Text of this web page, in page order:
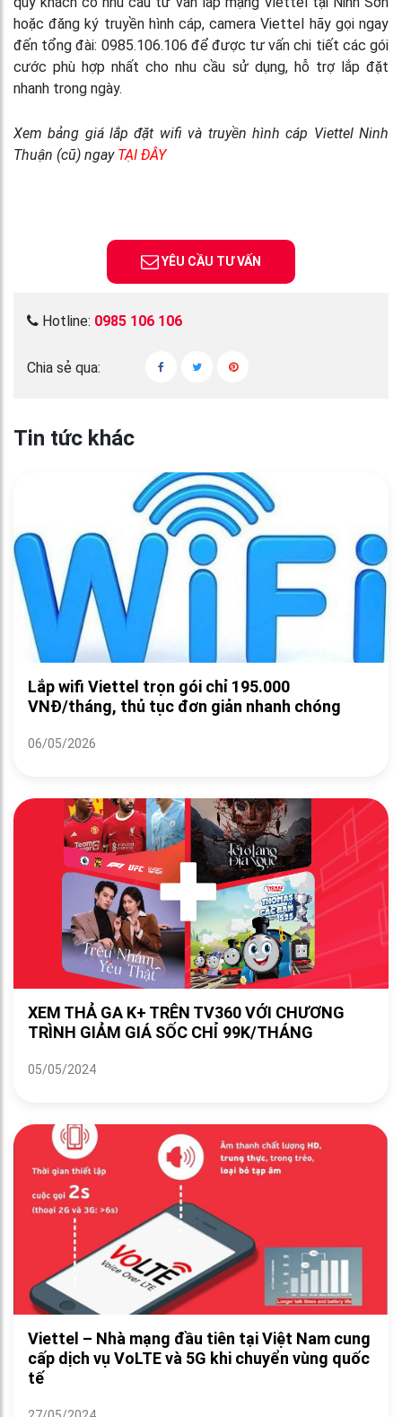
hoặc đăng ký truyền hình cáp, camera Viettel hãy gọi ngay
đến tổng đài: 0985.106.106 để được tư vấn chi tiết các gói
cước phù hợp nhất cho nhu cầu sử dụng, hỗ trợ lắp đặt
nhanh trong ngày.
Xem bảng giá lắp đặt wifi và truyền hình cáp Viettel Ninh
Thuận (cũ) ngay TẠI ĐÂY
YÊU CẦU TƯ VẤN
Hotline: 0985 106 106
Chia sẻ qua:
Tin tức khác
Lắp wifi Viettel trọn gói chỉ 195.000
VNĐ/tháng, thủ tục đơn giản nhanh chóng
06/05/2026
XEM THẢ GA K+ TRÊN TV360 VỚI CHƯƠNG
TRÌNH GIẢM GIÁ SỐC CHỈ 99K/THÁNG
05/05/2024
Viettel – Nhà mạng đầu tiên tại Việt Nam cung
cấp dịch vụ VoLTE và 5G khi chuyển vùng quốc
tế